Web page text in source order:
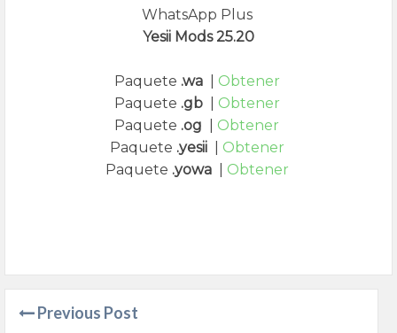
WhatsApp Plus
Yesii Mods 25.20
Paquete .wa| Obtener
Paquete .gb| Obtener
Paquete .og
Obtener
Paquete .yesii| Obtener
Paquete .yowa| Obtener
Previous Post